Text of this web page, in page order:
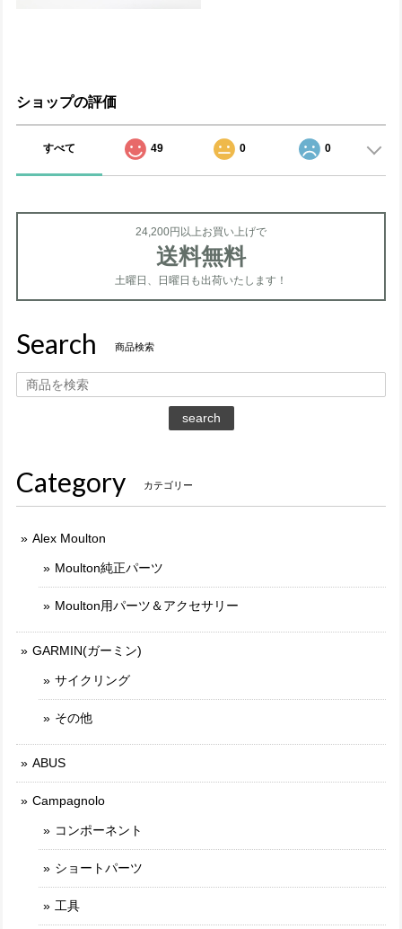
ショップの評価
すべて 49 0 0
24,200円以上お買い上げで
送料無料
土曜日、日曜日も出荷いたします！
Search 商品検索
search
Category カテゴリー
Alex Moulton
Moulton純正パーツ
Moulton用パーツ＆アクセサリー
GARMIN(ガーミン)
サイクリング
その他
ABUS
Campagnolo
コンポーネント
ショートパーツ
工具